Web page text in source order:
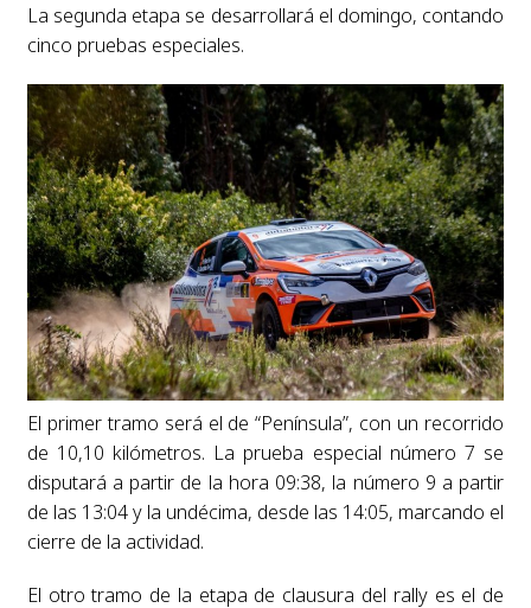
La segunda etapa se desarrollará el domingo, contando
cinco pruebas especiales.
El primer tramo será el de “Península”, con un recorrido
de 10,10 kilómetros. La prueba especial número 7 se
disputará a partir de la hora 09:38, la número 9 a partir
de las 13:04 y la undécima, desde las 14:05, marcando el
cierre de la actividad.
El otro tramo de la etapa de clausura del rally es el de